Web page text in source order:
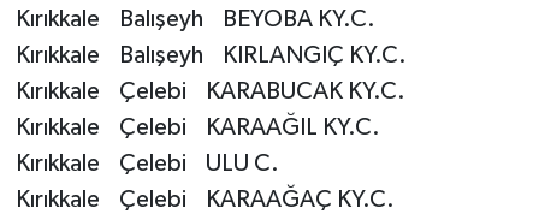
Kırıkkale Balışeyh BEYOBA KY.C.
Kırıkkale Balışeyh KIRLANGIÇ KY.C.
Kırıkkale Çelebi KARABUCAK KY.C.
Kırıkkale Çelebi KARAAĞIL KY.C.
Kırıkkale Çelebi ULU C.
Kırıkkale Çelebi KARAAĞAÇ KY.C.
Kayseri Müftülüğü
Kilis Müftülüğü
Kırıkkale Müftülüğü
Kırklareli Müftülüğü